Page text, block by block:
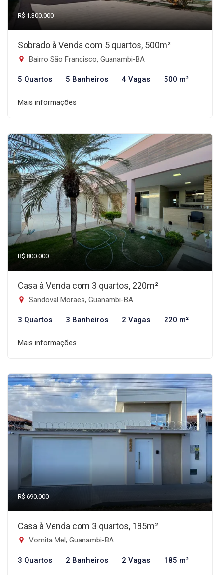
R$ 1.300.000
Sobrado à Venda com 5 quartos, 500m²
Bairro São Francisco, Guanambi-BA
5 Quartos 5 Banheiros 4 Vagas 500 m²
Mais informações
R$ 800.000
Casa à Venda com 3 quartos, 220m²
Sandoval Moraes, Guanambi-BA
3 Quartos 3 Banheiros 2 Vagas 220 m²
Mais informações
R$ 690.000
Casa à Venda com 3 quartos, 185m²
Vomita Mel, Guanambi-BA
3 Quartos 2 Banheiros 2 Vagas 185 m²